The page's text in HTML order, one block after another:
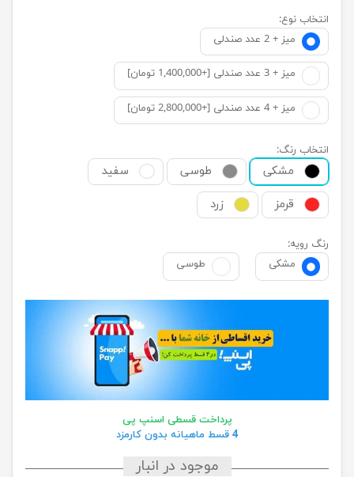
انتخاب نوع:
میز + 2 عدد صندلی
میز + 3 عدد صندلی [+1,400,000 تومان]
میز + 4 عدد صندلی [+2,800,000 تومان]
انتخاب رنگ:
مشکی طوسی
سفید
قرمز
زرد
رنگ رویه:
مشکی
طوسی
پرداخت قسطی اسنپ پی
4 قسط ماهیانه بدون کارمزد
موجود در انبار